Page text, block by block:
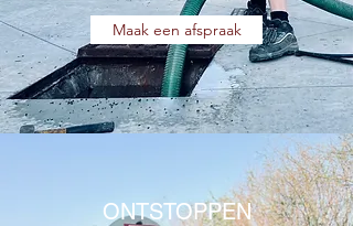
Maak een afspraak
ONTSTOPPEN